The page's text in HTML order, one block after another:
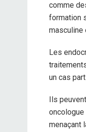
comme
formation
masculine
Les
un cas
Ils
menaçant